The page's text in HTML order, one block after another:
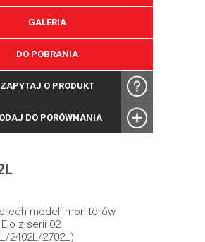
GALERIA
DO POBRANIA
ZAPYTAJ O PRODUKT
DO PORÓWNANIA
modeli monitorów
z serii 02
2402L/2702L).